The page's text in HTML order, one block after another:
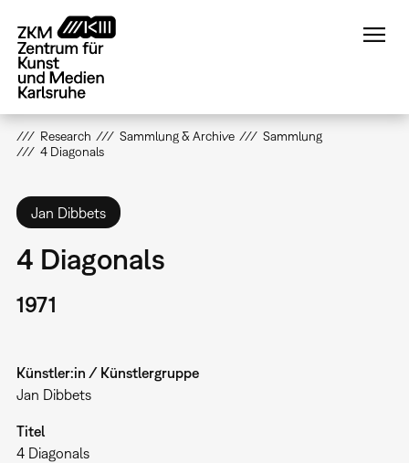
zum
Inhalt
Research Sammlung & Archive
Sammlung
4 Diagonals
Jan Dibbets
4 Diagonals
1971
Künstler:in / Künstlergruppe
Jan Dibbets
Titel
4 Diagonals